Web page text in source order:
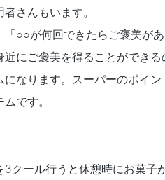
者さんもいます。
「○○が何回できたらご褒美が
近にご褒美を得ることができ
になります。スーパーのポイ
です。
3クール行うと休憩時にお菓子